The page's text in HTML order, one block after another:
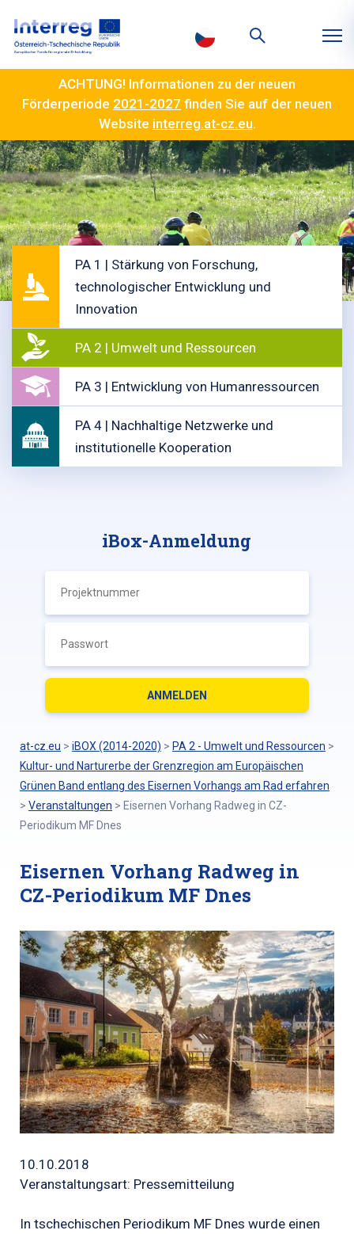
ACHTUNG! Informationen zu der neuen
Förderperiode 2021-2027 finden Sie auf der neuen
Website interreg.at-cz.eu.
PA 1 | Stärkung von Forschung,
technologischer Entwicklung und
Innovation
PA 2 | Umwelt und Ressourcen
PA 3 | Entwicklung von Humanressourcen
PA 4 | Nachhaltige Netzwerke und
institutionelle Kooperation
iBox-Anmeldung
at-cz.eu > iBOX (2014-2020) > PA 2 - Umwelt und Ressourcen >
Kultur- und Narturerbe der Grenzregion am Europäischen
Grünen Band entlang des Eisernen Vorhangs am Rad erfahren
> Veranstaltungen > Eisernen Vorhang Radweg in CZ-
Periodikum MF Dnes
Eisernen Vorhang Radweg in
CZ-Periodikum MF Dnes
10.10.2018
Veranstaltungsart: Pressemitteilung
In tschechischen Periodikum MF Dnes wurde einen